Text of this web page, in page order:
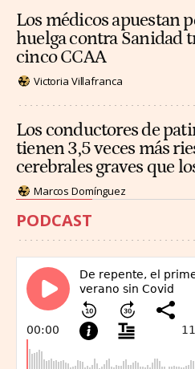
Los médicos apuestan
huelga contra Sanidad
cinco CCAA
Victoria Villafranca
Los conductores de
tienen 3,5 veces más
cerebrales graves que
Marcos Domínguez
PODCAST